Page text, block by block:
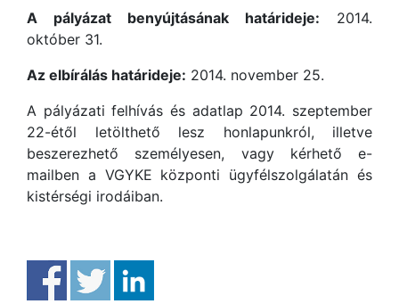
A pályázat benyújtásának határideje: 2014.
október 31.
Az elbírálás határideje: 2014. november 25.
A pályázati felhívás és adatlap 2014. szeptember
22-étől letölthető lesz honlapunkról, illetve
beszerezhető személyesen, vagy kérhető e-
mailben a VGYKE központi ügyfélszolgálatán és
kistérségi irodáiban.